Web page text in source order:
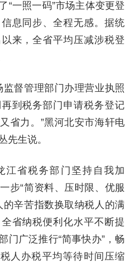
“一照一码”市场主体变更登
息同步、全程无感。据统
来，全省平均压减涉税登
督管理部门办理营业执照
到税务部门申请税务登记
省力。”黑河北安市海轩电
先生说。
省税务部门坚持自我加
步“简资料、压时限、优服
的辛苦指数换取纳税人的满
省纳税便利化水平不断提
门广泛推行“简事快办”，畅
人办税平均等待时间压缩